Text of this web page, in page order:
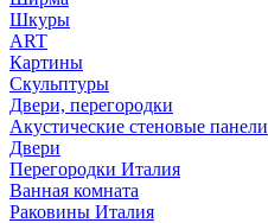
Шкуры
ART
Картины
Скульптуры
Двери, перегородки
Акустические стеновые панели
Двери
Перегородки Италия
Ванная комната
Раковины Италия